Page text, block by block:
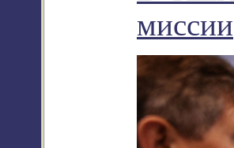
миссии